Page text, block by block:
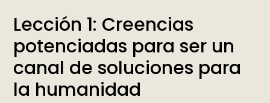
Lección 1: Creencias
potenciadas para ser un
canal de soluciones para
la humanidad